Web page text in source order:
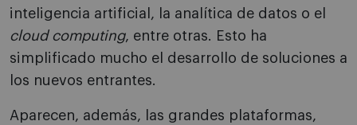
inteligencia artificial, la analítica de datos o el
cloud computing, entre otras. Esto ha
simplificado mucho el desarrollo de soluciones a
los nuevos entrantes.
Aparecen, además, las grandes plataformas,